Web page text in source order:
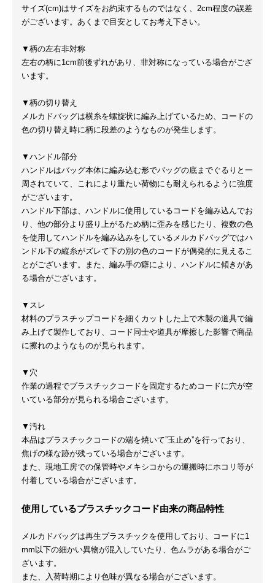
サイズ(cm)はサイズをお約束するものではなく、2cm程度の誤差
がございます。あくまで目安としてお考え下さい。
▼柄の左右非対称
左右の柄に1cm前後ずれがあり、非対称になっている場合がござ
います。
▼柄の切り替え
メルカドバッグは横糸を螺旋状に編み上げているため、コードの
色の切り替え時に柄に段差のようなものが発生します。
▼ハンドル部分
ハンドルはバッグ本体に編み込む形でバッグの底までぐるりと一
周されていて、これにより重たい荷物にも耐えられるように強度
がございます。
ハンドル下部は、ハンドルに使用しているコードを編み込んでお
り、他の部分より盛り上がるため柄に歪みを感じたり、複数の色
を使用してハンドルを編み込みをしているメルカドバッグではハ
ンドル下の縦糸がズレて下の別の色のコードが偶発的に見えるこ
とがございます。また、編み手の癖により、ハンドルに傾きがあ
る場合がございます。
▼スレ
材料のプラスチップコードを細くカットした上で木製の道具で編
み上げて製作しており、コード同士や道具が摩擦した影響で商品
に擦れのようなものが見られます。
▼穴
作業の過程でプラスチックコードを固定するためコードに穴が空
いている部分が見られる場合ございます。
▼汚れ
本品はプラスチックコードの端を焼いて”玉止め”を行っており、
焦げの様な跡が残っている場合がございます。
また、現地工房での保管時やメキシコからの運搬時にホコリ等が
付着している場合がございます。
使用しているプラスチックコード由来の商品特性
メルカドバッグは再生プラスチックを使用しており、コードに1
mm以下の細かい異物が混入していたり、色ムラがある場合がご
ざいます。
また、入荷時期により色味が異なる場合がございます。